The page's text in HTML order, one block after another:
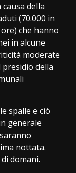
della
(70.000 in
che hanno
in alcune
moderate
della
spalle e ciò
generale
nottata.
domani.